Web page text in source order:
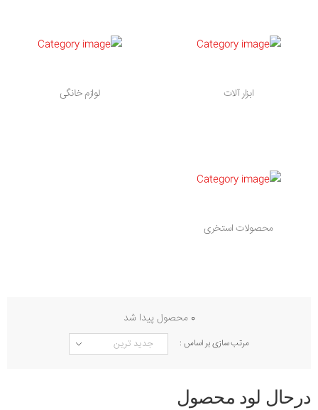
ابزار آلات لوازم خانگی
محصولات استخری
0 محصول پیدا شد
مرتب سازی بر اساس :
درحال لود محصول